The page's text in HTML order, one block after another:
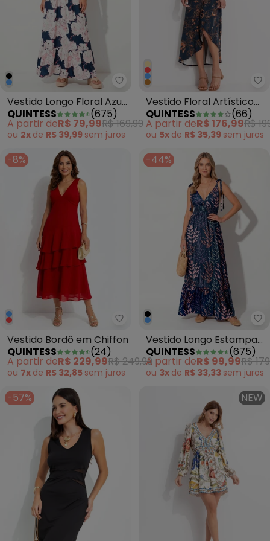
Quintess - Vestido Longo Floral
Vestido Longo Floral Azul
com Alças e Babado
QUINTESS (675)
A partir deR$ 79,99R$ 169,99
ou 2x de R$ 39,99 sem juros
Vestido Floral Artístico
em Malha de Viscose
QUINTESS (66)
A partir deR$ 176,99R$
ou 5x de R$ 35,39 sem juros
-8%
Quintess - Vestido Bordô em
Vestido Bordô em Chiffon
QUINTESS
(24)
A partir deR$ 229,99R$ 249,99
ou 7x de R$ 32,85 sem juros
-44%
Vestido Longo Estampa
Algas com Alças Finas e
Babado na Barra em
QUINTESS (675)
A partir deR$ 99,99R$
ou 3x de R$ 33,33 sem juros
-57% NEW